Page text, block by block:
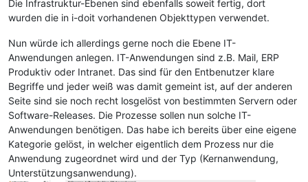
Die Infrastruktur-Ebenen sind ebenfalls soweit fertig, dort
wurden die in i-doit vorhandenen Objekttypen verwendet.
Nun würde ich allerdings gerne noch die Ebene IT-
Anwendungen anlegen. IT-Anwendungen sind z.B. Mail, ERP
Produktiv oder Intranet. Das sind für den Entbenutzer klare
Begriffe und jeder weiß was damit gemeint ist, auf der anderen
Seite sind sie noch recht losgelöst von bestimmten Servern oder
Software-Releases. Die Prozesse sollen nun solche IT-
Anwendungen benötigen. Das habe ich bereits über eine eigene
Kategorie gelöst, in welcher eigentlich dem Prozess nur die
Anwendung zugeordnet wird und der Typ (Kernanwendung,
Unterstützungsanwendung).